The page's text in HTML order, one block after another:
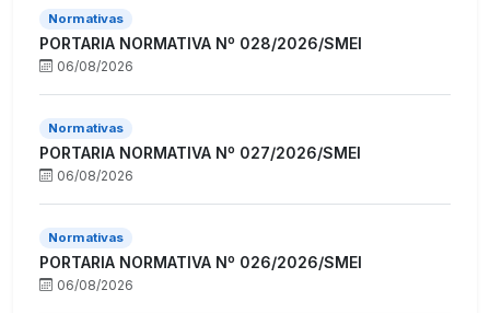
Normativas
PORTARIA NORMATIVA Nº 028/2026/SMEI
06/08/2026
Normativas
PORTARIA NORMATIVA Nº 027/2026/SMEI
06/08/2026
Normativas
PORTARIA NORMATIVA Nº 026/2026/SMEI
06/08/2026